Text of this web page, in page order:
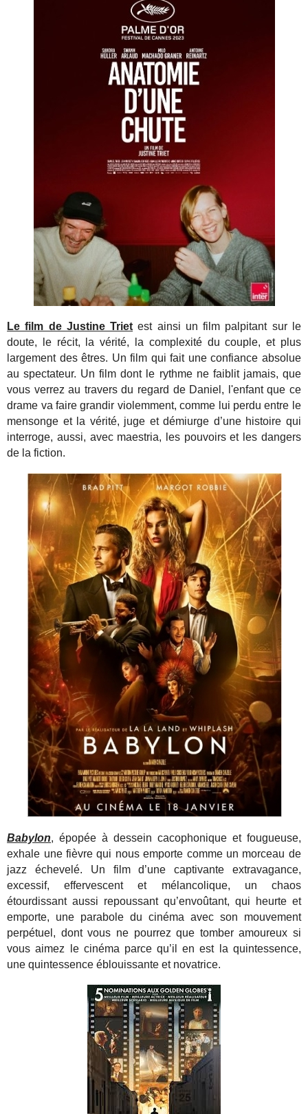
Le film de Justine Triet est ainsi un film palpitant sur le
doute, le récit, la vérité, la complexité du couple, et plus
largement des êtres. Un film qui fait une confiance absolue
au spectateur. Un film dont le rythme ne faiblit jamais, que
vous verrez au travers du regard de Daniel, l'enfant que ce
drame va faire grandir violemment, comme lui perdu entre le
mensonge et la vérité, juge et démiurge d’une histoire qui
interroge, aussi, avec maestria, les pouvoirs et les dangers
de la fiction.
Babylon, épopée à dessein cacophonique et fougueuse,
exhale une fièvre qui nous emporte comme un morceau de
jazz échevelé. Un film d’une captivante extravagance,
excessif, effervescent et mélancolique, un chaos
étourdissant aussi repoussant qu’envoûtant, qui heurte et
emporte, une parabole du cinéma avec son mouvement
perpétuel, dont vous ne pourrez que tomber amoureux si
vous aimez le cinéma parce qu’il en est la quintessence,
une quintessence éblouissante et novatrice.